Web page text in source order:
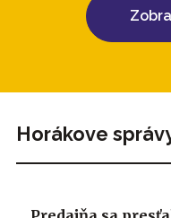
Horákove